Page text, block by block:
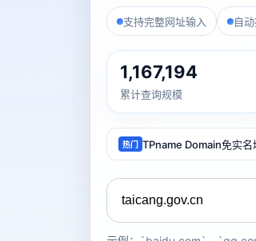
支持完整网址输入 自
1,167,194
累计查询规模
热门 TPname Domain免实名